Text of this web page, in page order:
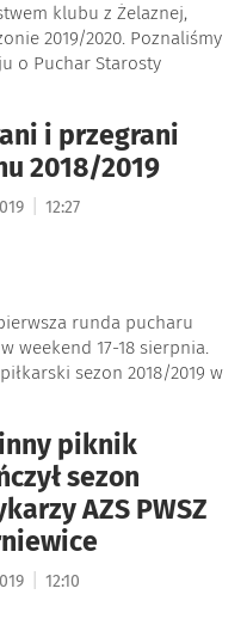
klubu z Żelaznej,
2019/2020. Poznaliśmy
o Puchar Starosty
i przegrani
2018/2019
12:27
runda pucharu
weekend 17-18 sierpnia.
sezon 2018/2019 w
piknik
sezon
AZS PWSZ
12:10